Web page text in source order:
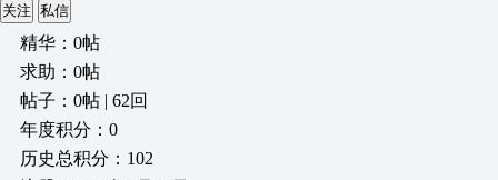
关注 私信
精华：0帖
求助：0帖
帖子：0帖 | 62回
年度积分：0
历史总积分：102